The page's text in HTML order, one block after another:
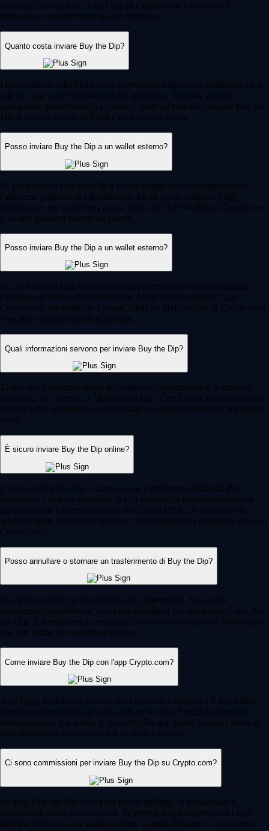
autorizza l'operazione. Con l'app di Crypto.com il processo è
immediato e gestisci tutto dal tuo telefono.
Quanto costa inviare Buy the Dip?
I trasferimenti sulla blockchain prevedono solitamente commissioni di
rete (o "gas"), che variano in base al traffico. Tuttavia, alcune
piattaforme permettono di azzerare i costi: ad esempio, inviare Buy the
Dip a un altro utente nell'app Crypto.com è gratis.
Posso inviare Buy the Dip a un wallet esterno?
Sì, puoi inviare Buy the Dip a wallet esterni non-custodial usando
l'indirizzo pubblico del destinatario. Molti utenti scelgono l'app
Crypto.com per trasferire i propri fondi sul DeFi Wallet di Crypto.com
o su altri indirizzi esterni supportati.
Posso inviare Buy the Dip a un wallet esterno?
Sì, puoi inviare Buy the Dip a wallet esterni non-custodial usando
l'indirizzo pubblico del destinatario. Molti utenti scelgono l'app
Crypto.com per trasferire i propri fondi sul DeFi Wallet di Crypto.com
o su altri indirizzi esterni supportati.
Quali informazioni servono per inviare Buy the Dip?
Ti servono l'indirizzo esatto del wallet del destinatario e, a seconda
della rete, un "memo" o "destination tag". Con l'app Crypto.com puoi
inserire i dati facilmente o selezionare i contatti dal telefono per evitare
errori.
È sicuro inviare Buy the Dip online?
L'invio di Buy the Dip è sicuro se usi piattaforme affidabili. Per
proteggere i tuoi trasferimenti, scegli servizi che impongono misure
rigorose come l'autenticazione a due fattori (2FA), le passkey e la
whitelist degli indirizzi di prelievo, tutte funzionalità prioritarie sull'app
Crypto.com.
Posso annullare o stornare un trasferimento di Buy the Dip?
No, le transazioni su blockchain sono immutabili. Una volta
autorizzata e confermata, non puoi annullarla per recuperare i tuoi Buy
the Dip. È fondamentale verificare con cura l'indirizzo del destinatario
e la rete prima di confermare l'invio.
Come inviare Buy the Dip con l'app Crypto.com?
Apri l'app, accedi alla sezione dei tuoi conti e seleziona il tuo wallet
crypto per visualizzare il saldo di Buy the Dip. Scegli l'opzione di
trasferimento e poi quella di prelievo. Da qui, potrai inviare i fondi ad
altri utenti della piattaforma o a un wallet esterno.
Ci sono commissioni per inviare Buy the Dip su Crypto.com?
Se invii Buy the Dip a un altro utente dell'app, la transazione è
istantanea e senza commissioni. Se invece scegli di prelevare i tuoi
Buy the Dip verso un wallet esterno, si applicheranno i costi di rete